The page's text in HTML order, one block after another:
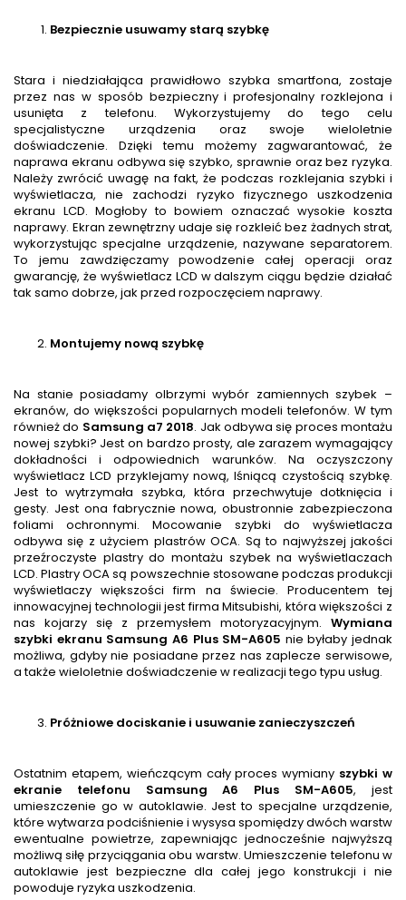
Bezpiecznie usuwamy starą szybkę
Stara i niedziałająca prawidłowo szybka smartfona, zostaje
przez nas w sposób bezpieczny i profesjonalny rozklejona i
usunięta z telefonu. Wykorzystujemy do tego celu
specjalistyczne urządzenia oraz swoje wieloletnie
doświadczenie. Dzięki temu możemy zagwarantować, że
naprawa ekranu odbywa się szybko, sprawnie oraz bez ryzyka.
Należy zwrócić uwagę na fakt, że podczas rozklejania szybki i
wyświetlacza, nie zachodzi ryzyko fizycznego uszkodzenia
ekranu LCD. Mogłoby to bowiem oznaczać wysokie koszta
naprawy. Ekran zewnętrzny udaje się rozkleić bez żadnych strat,
wykorzystując specjalne urządzenie, nazywane separatorem.
To jemu zawdzięczamy powodzenie całej operacji oraz
gwarancję, że wyświetlacz LCD w dalszym ciągu będzie działać
tak samo dobrze, jak przed rozpoczęciem naprawy.
Montujemy nową szybkę
Na stanie posiadamy olbrzymi wybór zamiennych szybek –
ekranów, do większości popularnych modeli telefonów. W tym
również do Samsung a7 2018. Jak odbywa się proces montażu
nowej szybki? Jest on bardzo prosty, ale zarazem wymagający
dokładności i odpowiednich warunków. Na oczyszczony
wyświetlacz LCD przyklejamy nową, lśniącą czystością szybkę.
Jest to wytrzymała szybka, która przechwytuje dotknięcia i
gesty. Jest ona fabrycznie nowa, obustronnie zabezpieczona
foliami ochronnymi. Mocowanie szybki do wyświetlacza
odbywa się z użyciem plastrów OCA. Są to najwyższej jakości
przeźroczyste plastry do montażu szybek na wyświetlaczach
LCD. Plastry OCA są powszechnie stosowane podczas produkcji
wyświetlaczy większości firm na świecie. Producentem tej
innowacyjnej technologii jest firma Mitsubishi, która większości z
nas kojarzy się z przemysłem motoryzacyjnym. Wymiana
szybki ekranu Samsung A6 Plus SM-A605 nie byłaby jednak
możliwa, gdyby nie posiadane przez nas zaplecze serwisowe,
a także wieloletnie doświadczenie w realizacji tego typu usług.
Próżniowe dociskanie i usuwanie zanieczyszczeń
Ostatnim etapem, wieńczącym cały proces wymiany szybki w
ekranie telefonu Samsung A6 Plus SM-A605, jest
umieszczenie go w autoklawie. Jest to specjalne urządzenie,
które wytwarza podciśnienie i wysysa spomiędzy dwóch warstw
ewentualne powietrze, zapewniając jednocześnie najwyższą
możliwą siłę przyciągania obu warstw. Umieszczenie telefonu w
autoklawie jest bezpieczne dla całej jego konstrukcji i nie
powoduje ryzyka uszkodzenia.